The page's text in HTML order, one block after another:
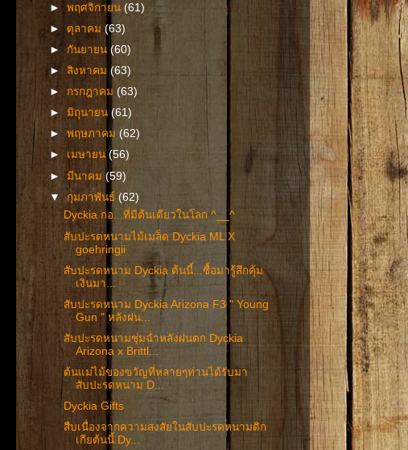
►พฤศจิกายน(61)
► ตุลาคม(63)
► กันยายน(60)
►สิงหาคม(63)
► กรกฎาคม(63)
►มิถุนายน(61)
►พฤษภาคม(62)
► เมษายน(56)
►มีนาคม(59)
▼ กุมภาพันธ์ (62)
Dyckia กอ...ที่มีต้นเดียวในโลก ^__^
สับปะรดหนามไม้เมล็ด Dyckia ML X
goehringii
สับปะรดหนาม Dyckia ต้นนี้...ซื้อมารู้สึกคุ้ม
เงินมา...
สับปะรดหนาม Dyckia Arizona F3 " Young
Gun " หลังฝน...
สับปะรดหนามชุ่มฉ่ำหลังฝนตก Dyckia
Arizona x Brittl...
ต้นแม่ไม้ของขวัญที่หลายๆท่านได้รับมา
สับปะรดหนาม D...
Dyckia Gifts
สืบเนื่องจากความสงสัยในสับปะรดหนามดิก
เกียต้นนี้ Dy...